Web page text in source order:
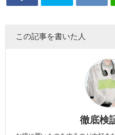
この記事を書いた人
徹底検